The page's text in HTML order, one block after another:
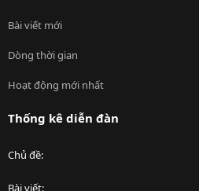
Bài viết mới
Dòng thời gian
Hoạt động mới nhất
Thống kê diễn đàn
Chủ đề
Bài viết